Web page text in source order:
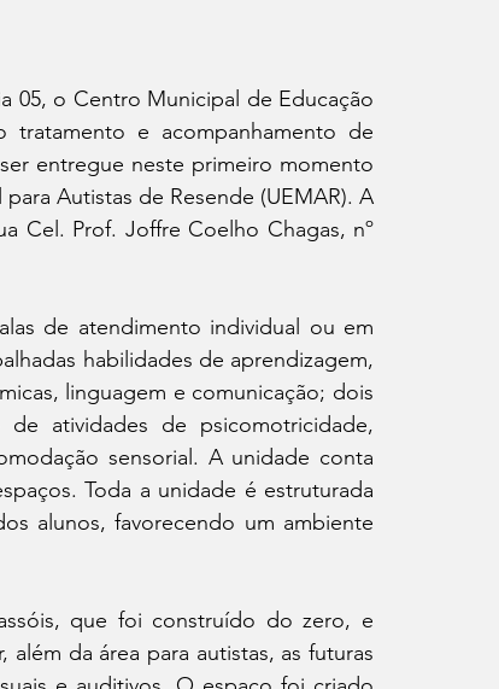
05, o Centro Municipal de Educação
tratamento e acompanhamento de
entregue neste primeiro momento
Autistas de Resende (UEMAR). A
Cel. Prof. Joffre Coelho Chagas, nº
de atendimento individual ou em
habilidades de aprendizagem,
linguagem e comunicação; dois
atividades de psicomotricidade,
sensorial. A unidade conta
Toda a unidade é estruturada
alunos, favorecendo um ambiente
que foi construído do zero, e
da área para autistas, as futuras